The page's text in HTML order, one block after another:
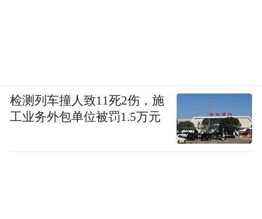
检测列车撞人致11死2伤，施
工业务外包单位被罚1.5万元